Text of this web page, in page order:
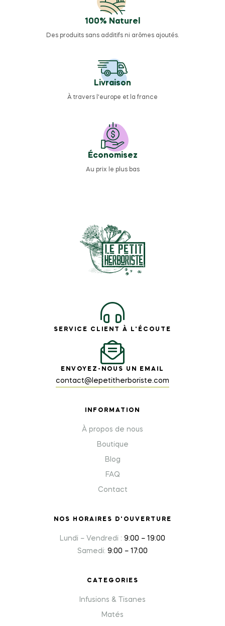
100% Naturel
Des produits sans additifs ni arômes ajoutés.
Livraison
À travers l'europe et la france
Économisez
Au prix le plus bas
SERVICE CLIENT À L'ÉCOUTE
ENVOYEZ-NOUS UN EMAIL
contact@lepetitherboriste.com
INFORMATION
À propos de nous
Boutique
Blog
FAQ
Contact
NOS HORAIRES D'OUVERTURE
Lundi – Vendredi : 9:00 – 19:00
Samedi: 9:00 – 17:00
CATEGORIES
Infusions & Tisanes
Matés